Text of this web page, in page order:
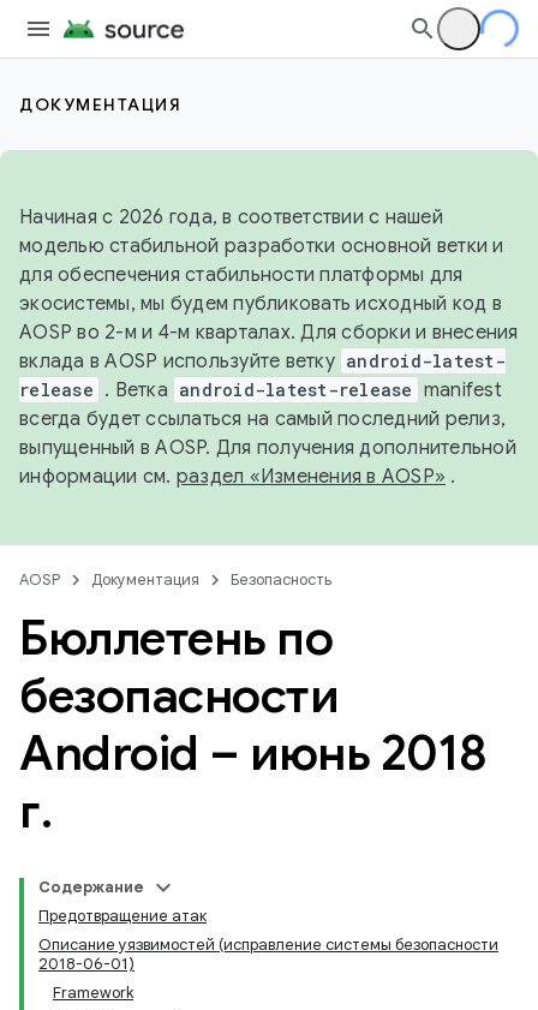
ДОКУМЕНТАЦИЯ
Начиная с 2026 года, в соответствии с нашей
моделью стабильной разработки основной ветки и
для обеспечения стабильности платформы для
экосистемы, мы будем публиковать исходный код в
AOSP во 2-м и 4-м кварталах. Для сборки и внесения
вклада в AOSP используйте ветку android-latest-
release . Ветка android-latest-release manifest
всегда будет ссылаться на самый последний релиз,
выпущенный в AOSP. Для получения дополнительной
информации см. раздел «Изменения в AOSP» .
AOSP Документация Безопасность
Бюллетень по
безопасности
Android – июнь 2018
г.
Содержание
Предотвращение атак
Описание уязвимостей (исправление системы безопасности
2018-06-01)
Framework